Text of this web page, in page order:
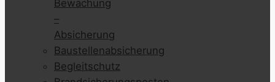
Bewachung
–
Absicherung
Baustellenabsicherung
Begleitschutz